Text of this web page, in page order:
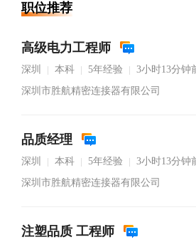
职位推荐
高级电力工程师
深圳 本科 5年经验
3小时13分钟
深圳市胜航精密连接器有限公司
品质经理
深圳 本科 5年经验
3小时13分钟
深圳市胜航精密连接器有限公司
注塑品质 工程师